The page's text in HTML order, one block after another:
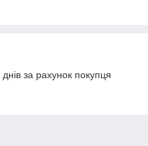
за рахунок покупця